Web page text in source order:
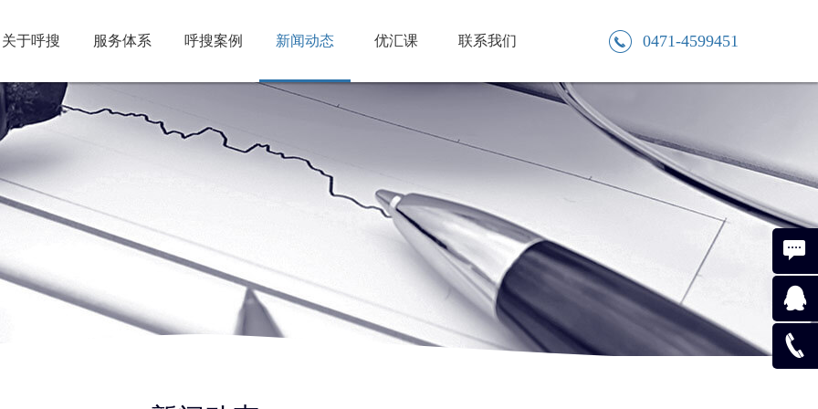
关于呼搜 服务体系 呼搜案例 新闻动态 优汇课 联系我们 0471-4599451
投诉建
议
在线咨